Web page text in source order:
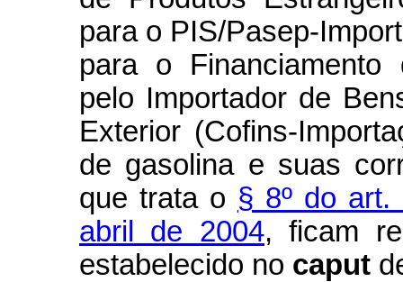
para o PIS/Pasep-
para o Financiamento
pelo Importador de
Exterior (Cofins-
de gasolina e suas
que trata o § 8º do art.
abril de 2004, ficam
estabelecido no caput